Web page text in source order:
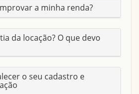
a minha renda?
da locação? O que devo
o seu cadastro e